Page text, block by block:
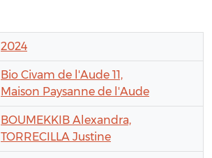
2024
Bio Civam de l'Aude 11,
Maison Paysanne de l'Aude
BOUMEKKIB Alexandra,
TORRECILLA Justine